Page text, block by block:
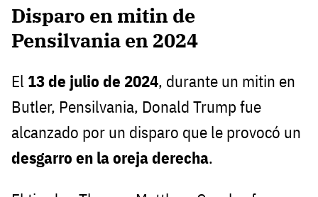
Disparo en mitin de
Pensilvania en 2024
El 13 de julio de 2024, durante un mitin en
Butler, Pensilvania, Donald Trump fue
alcanzado por un disparo que le provocó un
desgarro en la oreja derecha.